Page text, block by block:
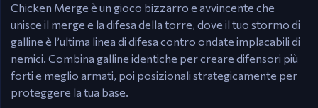
Chicken Merge è un gioco bizzarro e avvincente che
unisce il merge e la difesa della torre, dove il tuo stormo di
galline è l’ultima linea di difesa contro ondate implacabili di
nemici. Combina galline identiche per creare difensori più
forti e meglio armati, poi posizionali strategicamente per
proteggere la tua base.